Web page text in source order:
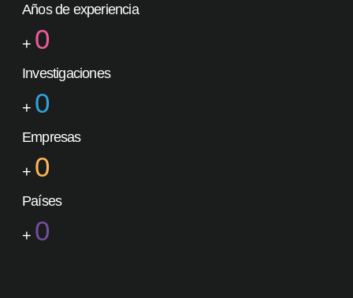
Años de experiencia
+ 0
Investigaciones
+ 0
Empresas
+ 0
Países
+ 0